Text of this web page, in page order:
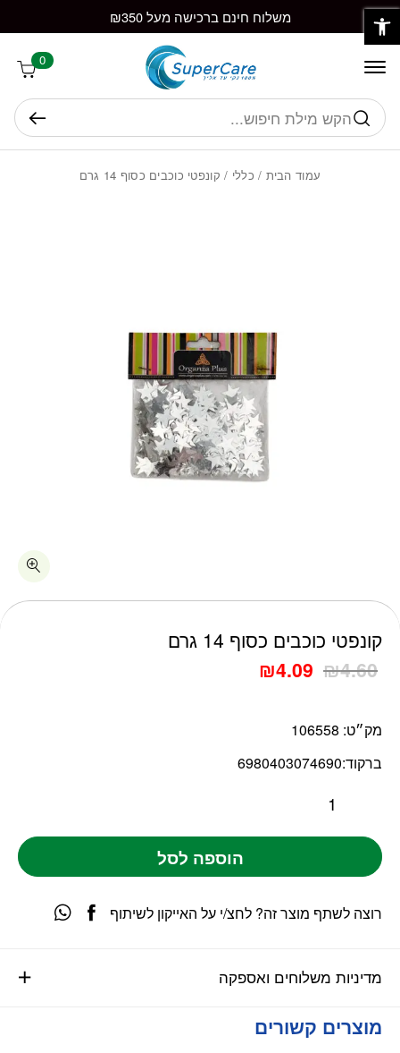
Skip to Content משלוח חינם ברכישה מעל ₪350
0
חיפוש
עמוד הבית / כללי / קונפטי כוכבים כסוף 14 גרם
קונפטי כוכבים כסוף 14 גרם
₪4.60
₪4.09
מק״ט: 106558
ברקוד:6980403074690
כמות קונפטי כוכבים כסוף 14 גרם
הוספה לסל
מדיניות משלוחים ואספקה
רוצה לשתף מוצר זה? לחצ/י על האייקון לשיתוף
מוצרים קשורים
בחזרה למעלה
פתח סרגל נגישות